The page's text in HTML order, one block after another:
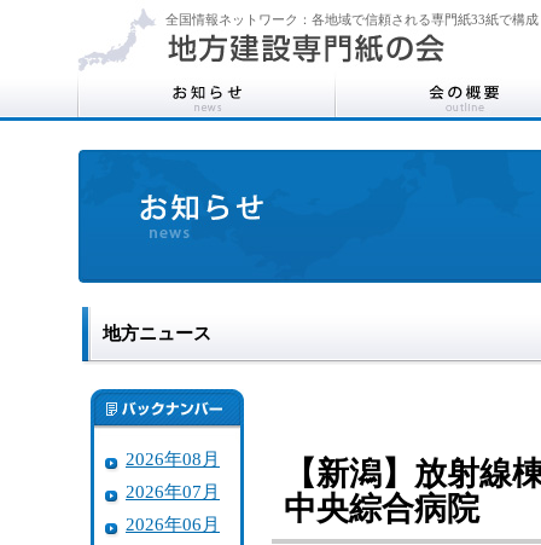
全国情報ネットワーク：各地域で信頼される専門紙33紙で構成
地方ニュース
2026年08月
2026年07月
2026年06月
【新潟】放射線
中央綜合病院